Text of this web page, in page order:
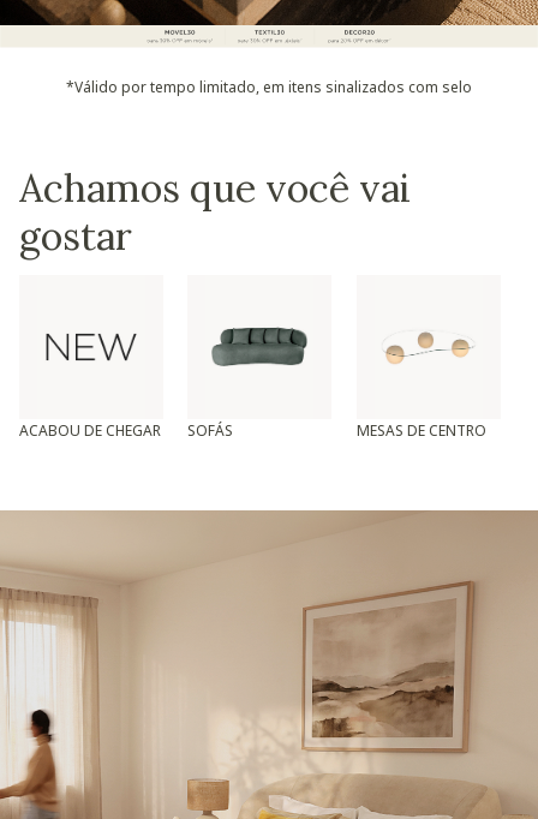
*Válido por tempo limitado, em itens sinalizados com selo
Achamos que você vai
gostar
ACABOU DE CHEGAR SOFÁS MESAS DE CENTRO